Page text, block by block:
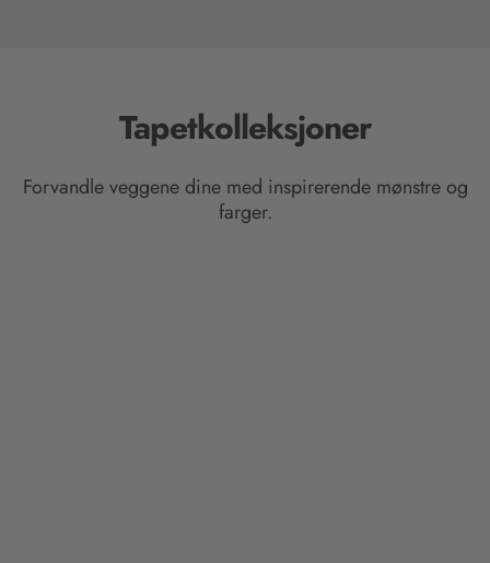
Tapetkolleksjoner
Forvandle veggene dine med inspirerende mønstre og
farger.